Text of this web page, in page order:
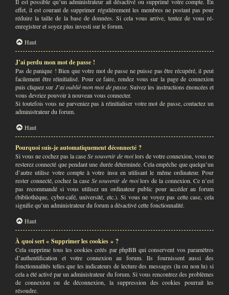
effet, il est courant de supprimer régulièrement les membres ne postant pas pour
réduire la taille de la base de données. Si cela vous arrive, tentez de vous ré-
enregistrer et soyez plus investi sur le forum.
Haut
J’ai perdu mon mot de passe !
Pas de panique ! Bien que votre mot de passe ne puisse pas être récupéré, il peut
facilement être réinitialisé. Pour ce faire, rendez vous sur la page de connexion
puis cliquez sur J’ai oublié mon mot de passe. Suivez les instructions énoncées et
vous devriez pouvoir à nouveau vous connecter.
Si toutefois vous ne parveniez pas à réinitialiser votre mot de passe, contactez un
administrateur du forum.
Haut
Pourquoi suis-je automatiquement déconnecté ?
Si vous ne cochez pas la caseSe souvenir de moilors de votre connexion, vous ne
resterez connecté que pendant une durée déterminée. Cela empêche que quelqu’un
d’autre utilise votre compte à votre insu en utilisant le même ordinateur. Pour
rester connecté, cochez la case Se souvenir de moilors de la connexion. Ce n’est
pas recommandé si vous utilisez un ordinateur public pour accéder au forum
(bibliothèque, cyber-café, université, etc.). Si vous ne voyez pas cette case, cela
signifie qu’un administrateur du forum a désactivé cette fonctionnalité.
Haut
À quoi sert « Supprimer les cookies » ?
Cela supprime tous les cookies créés par phpBB qui conservent vos paramètres
d’authentification et votre connexion au forum. Ils fournissent aussi des
fonctionnalités telles que les indicateurs de lecture des messages (lu ou non lu) si
cela a été activé par un administrateur du forum. Si vous rencontrez des problèmes
de connexion ou de déconnexion, la suppression des cookies pourrait les
résoudre.